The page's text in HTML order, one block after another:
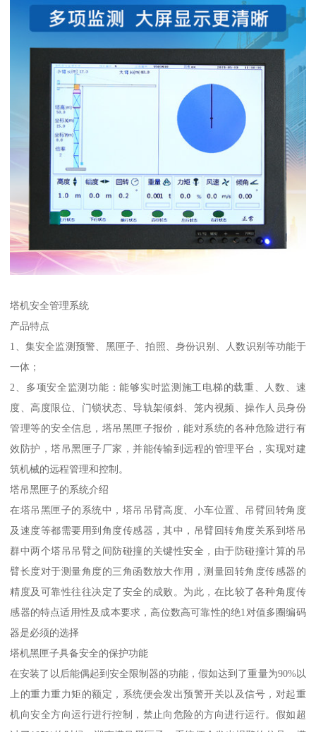
塔机安全管理系统
产品特点
1、集安全监测预警、黑匣子、拍照、身份识别、人数识别等功能于
一体；
2、多项安全监测功能：能够实时监测施工电梯的载重、人数、速
度、高度限位、门锁状态、导轨架倾斜、笼内视频、操作人员身份
管理等的安全信息，塔吊黑匣子报价，能对系统的各种危险进行有
效防护，塔吊黑匣子厂家，并能传输到远程的管理平台，实现对建
筑机械的远程管理和控制。
塔吊黑匣子的系统介绍
在塔吊黑匣子的系统中，塔吊吊臂高度、小车位置、吊臂回转角度
及速度等都需要用到角度传感器，其中，吊臂回转角度关系到塔吊
群中两个塔吊吊臂之间防碰撞的关键性安全，由于防碰撞计算的吊
臂长度对于测量角度的三角函数放大作用，测量回转角度传感器的
精度及可靠性往往决定了安全的成败。为此，在比较了各种角度传
感器的特点适用性及成本要求，高位数高可靠性的绝1对值多圈编码
器是必须的选择
塔机黑匣子具备安全的保护功能
在安装了以后能偶起到安全限制器的功能，假如达到了重量为90%以
上的重力重力矩的额定，系统便会发出预警开关以及信号，对起重
机向安全方向运行进行控制，禁止向危险的方向进行运行。假如超